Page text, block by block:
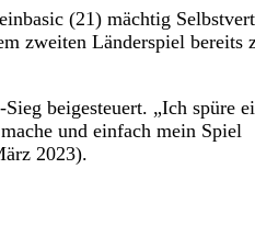
(21) mächtig
zweiten Länderspiel bereits
beigesteuert. „Ich spüre
und einfach mein Spiel
2023).